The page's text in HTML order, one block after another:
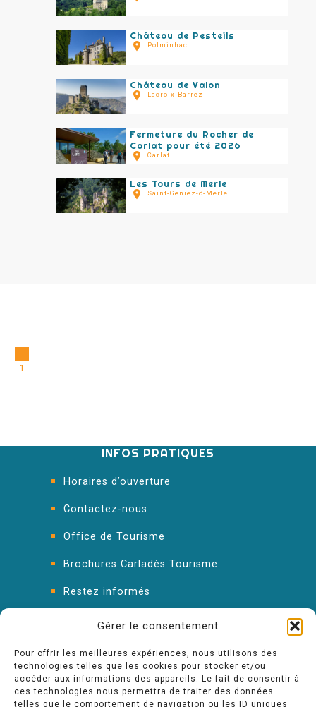
Gérer le consentement
Pour offrir les meilleures expériences, nous utilisons des
technologies telles que les cookies pour stocker et/ou
accéder aux informations des appareils. Le fait de consentir à
ces technologies nous permettra de traiter des données
telles que le comportement de navigation ou les ID uniques
Château de Pesteils
Polminhac
Château de Valon
Lacroix-Barrez
Fermeture du Rocher de
Carlat pour été 2026
Carlat
Les Tours de Merle
Saint-Geniez-ô-Merle
1
INFOS PRATIQUES
Horaires d’ouverture
Contactez-nous
Office de Tourisme
Brochures Carladès Tourisme
Restez informés
FAQ : les réponses à vos questions